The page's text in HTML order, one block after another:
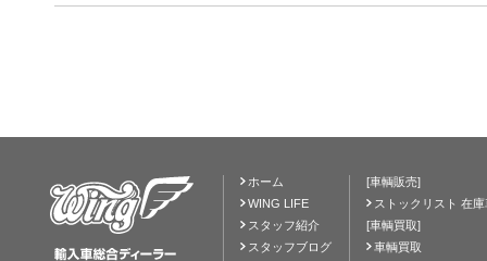
ホーム
WING LIFE
スタッフ紹介
スタッフブログ
[車輌販売]
ストックリスト 在
[車輌買取]
車輌買取